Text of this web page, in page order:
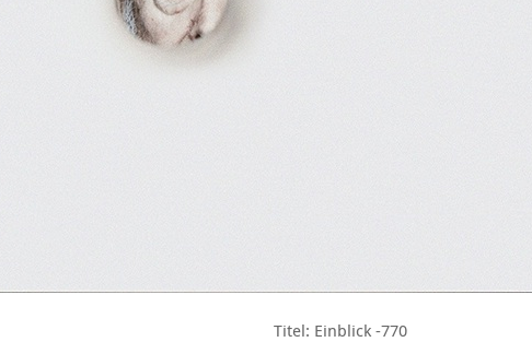
Titel: Einblick -770